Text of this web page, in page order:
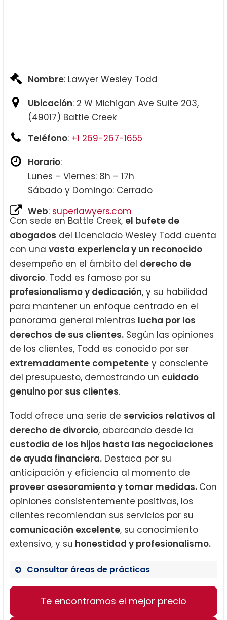
Nombre: Lawyer Wesley Todd
Ubicación: 2 W Michigan Ave Suite 203,
(49017) Battle Creek
Teléfono: +1 269-267-1655
Horario:
Lunes – Viernes: 8h – 17h
Sábado y Domingo: Cerrado
Web: superlawyers.com
Con sede en Battle Creek, el bufete de
abogados del Licenciado Wesley Todd cuenta
con una vasta experiencia y un reconocido
desempeño en el ámbito del derecho de
divorcio. Todd es famoso por su
profesionalismo y dedicación, y su habilidad
para mantener un enfoque centrado en el
panorama general mientras lucha por los
derechos de sus clientes. Según las opiniones
de los clientes, Todd es conocido por ser
extremadamente competente y consciente
del presupuesto, demostrando un cuidado
genuino por sus clientes.
Todd ofrece una serie de servicios relativos al
derecho de divorcio, abarcando desde la
custodia de los hijos hasta las negociaciones
de ayuda financiera. Destaca por su
anticipación y eficiencia al momento de
proveer asesoramiento y tomar medidas. Con
opiniones consistentemente positivas, los
clientes recomiendan sus servicios por su
comunicación excelente, su conocimiento
extensivo, y su honestidad y profesionalismo.
Consultar áreas de prácticas
Derecho de divorcio
Te encontramos el mejor precio